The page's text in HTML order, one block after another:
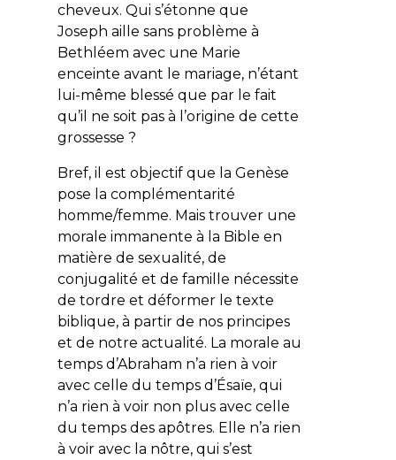
cheveux. Qui s’étonne que
Joseph aille sans problème à
Bethléem avec une Marie
enceinte avant le mariage, n’étant
lui-même blessé que par le fait
qu’il ne soit pas à l’origine de cette
grossesse ?
Bref, il est objectif que la Genèse
pose la complémentarité
homme/femme. Mais trouver une
morale immanente à la Bible en
matière de sexualité, de
conjugalité et de famille nécessite
de tordre et déformer le texte
biblique, à partir de nos principes
et de notre actualité. La morale au
temps d’Abraham n’a rien à voir
avec celle du temps d’Ésaïe, qui
n’a rien à voir non plus avec celle
du temps des apôtres. Elle n’a rien
à voir avec la nôtre, qui s’est